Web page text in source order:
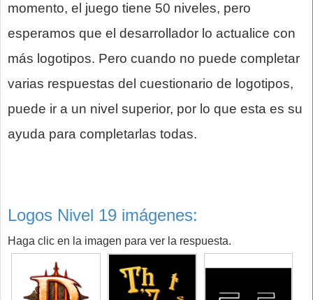
momento, el juego tiene 50 niveles, pero
esperamos que el desarrollador lo actualice con
más logotipos. Pero cuando no puede completar
varias respuestas del cuestionario de logotipos,
puede ir a un nivel superior, por lo que esta es su
ayuda para completarlas todas.
Logos Nivel 19 imágenes:
Haga clic en la imagen para ver la respuesta.